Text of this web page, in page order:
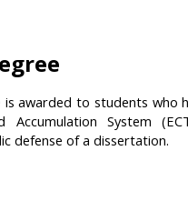
awarded to students who
Accumulation System
defense of a dissertation.